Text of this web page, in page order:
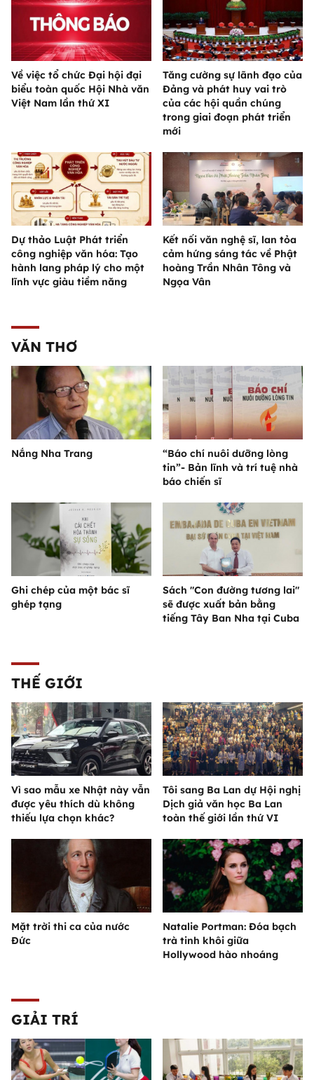
Về việc tổ chức Đại hội đại
biểu toàn quốc Hội Nhà văn
Việt Nam lần thứ XI
Tăng cường sự lãnh đạo của
Đảng và phát huy vai trò
của các hội quần chúng
trong giai đoạn phát triển
mới
Dự thảo Luật Phát triển
công nghiệp văn hóa: Tạo
hành lang pháp lý cho một
lĩnh vực giàu tiềm năng
Kết nối văn nghệ sĩ, lan tỏa
cảm hứng sáng tác về Phật
hoàng Trần Nhân Tông và
Ngọa Vân
VĂN THƠ
Nắng Nha Trang
“Báo chí nuôi dưỡng lòng
tin”- Bản lĩnh và trí tuệ nhà
báo chiến sĩ
Ghi chép của một bác sĩ
ghép tạng
Sách "Con đường tương lai"
sẽ được xuất bản bằng
tiếng Tây Ban Nha tại Cuba
THẾ GIỚI
Vì sao mẫu xe Nhật này vẫn
được yêu thích dù không
thiếu lựa chọn khác?
Tôi sang Ba Lan dự Hội nghị
Dịch giả văn học Ba Lan
toàn thế giới lần thứ VI
Mặt trời thi ca của nước
Đức
Natalie Portman: Đóa bạch
trà tinh khôi giữa
Hollywood hào nhoáng
GIẢI TRÍ